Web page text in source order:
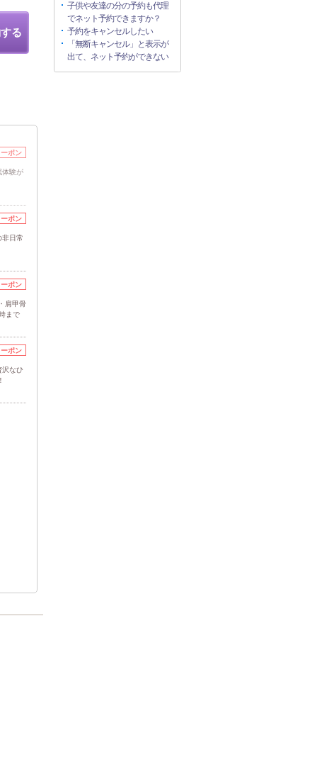
る
ポン
験が
ポン
非日常
ポン
肩甲骨
まで
ポン
沢なひ
子供や友達の分の予約も代理
でネット予約できますか？
予約をキャンセルしたい
「無断キャンセル」と表示が
出て、ネット予約ができない